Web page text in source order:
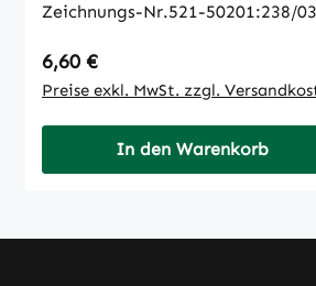
Zeichnungs-Nr.521-50201:238/03
Regulärer Preis:
6,60 €
Preise exkl. MwSt. zzgl.
In den Warenkorb